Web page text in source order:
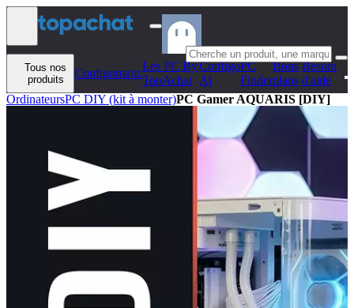
Aller au contenu
Tous nos
produits
Configomatic
Les PC By
TopAchat
Configo
Ai
PC
Finder
Bons
plans
Besoin
d'aide
OrdinateursPC DIY (kit à monter)PC Gamer AQUARIS [DIY]